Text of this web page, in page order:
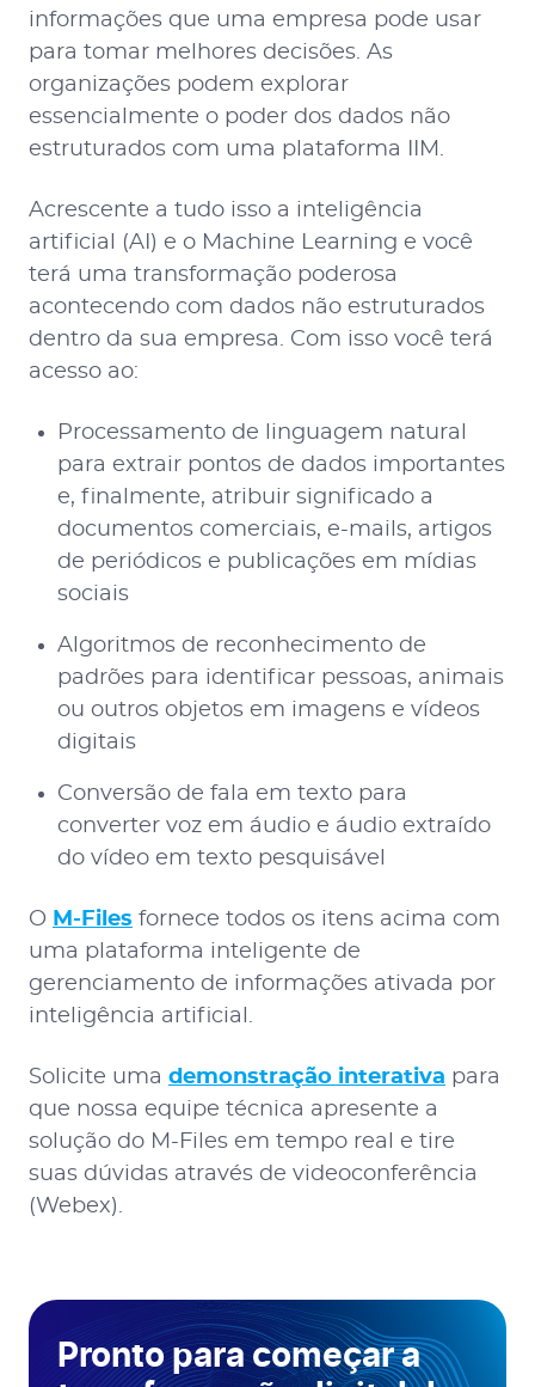
informações que uma empresa pode usar
para tomar melhores decisões. As
organizações podem explorar
essencialmente o poder dos dados não
estruturados com uma plataforma IIM.
Acrescente a tudo isso a inteligência
artificial (AI) e o Machine Learning e você
terá uma transformação poderosa
acontecendo com dados não estruturados
dentro da sua empresa. Com isso você terá
acesso ao:
Processamento de linguagem natural
para extrair pontos de dados importantes
e, finalmente, atribuir significado a
documentos comerciais, e-mails, artigos
de periódicos e publicações em mídias
sociais
Algoritmos de reconhecimento de
padrões para identificar pessoas, animais
ou outros objetos em imagens e vídeos
digitais
Conversão de fala em texto para
converter voz em áudio e áudio extraído
do vídeo em texto pesquisável
O M-Files fornece todos os itens acima com
uma plataforma inteligente de
gerenciamento de informações ativada por
inteligência artificial.
Solicite uma demonstração interativa para
que nossa equipe técnica apresente a
solução do M-Files em tempo real e tire
suas dúvidas através de videoconferência
(Webex).
Pronto para começar a